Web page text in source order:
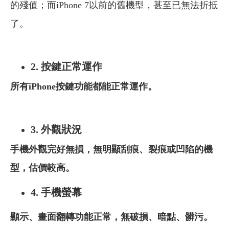
的殘值；而iPhone 7以前的舊機型，甚至已無法折抵
了。
2. 按鍵正常運作
所有iPhone按鍵功能都能正常運作。
3. 外觀狀況
手機外觀完好無損，無明顯刮痕、裂痕或凹陷的機
型，估價較高。
4. 手機螢幕
顯示、畫面翻轉功能正常，無破損、暗點、髒污。